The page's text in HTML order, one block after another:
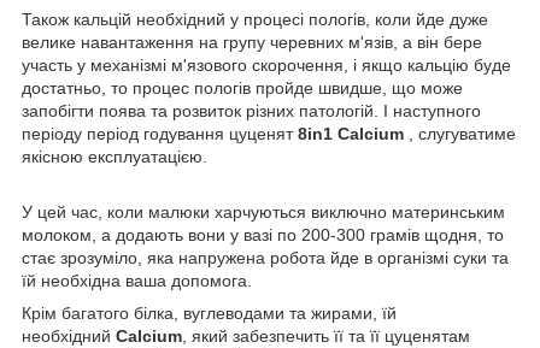
Також кальцій необхідний у процесі пологів, коли йде дуже
велике навантаження на групу черевних м'язів, а він бере
участь у механізмі м'язового скорочення, і якщо кальцію буде
достатньо, то процес пологів пройде швидше, що може
запобігти поява та розвиток різних патологій. І наступного
періоду період годування цуценят8in1 Calcium
, слугуватиме
якісною експлуатацією.
У цей час, коли малюки харчуються виключно материнським
молоком, а додають вони у вазі по 200-300 грамів щодня, то
стає зрозуміло, яка напружена робота йде в організмі суки та
їй необхідна ваша допомога.
Крім багатого білка, вуглеводами та жирами, їй
необхідний Calcium , який забезпечить її та її цуценятам